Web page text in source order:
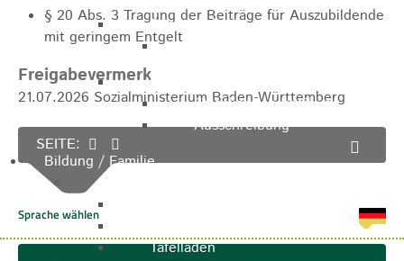
Pumptrack
Bundesliga
Streckenbeschreibung
Ausschreibung
Bildung / Familie
Tafelladen
§ 20 Abs. 3 Tragung der Beiträge für Auszubildende
mit geringem Entgelt
Freigabevermerk
21.07.2026 Sozialministerium Baden-Württemberg
SEITE: